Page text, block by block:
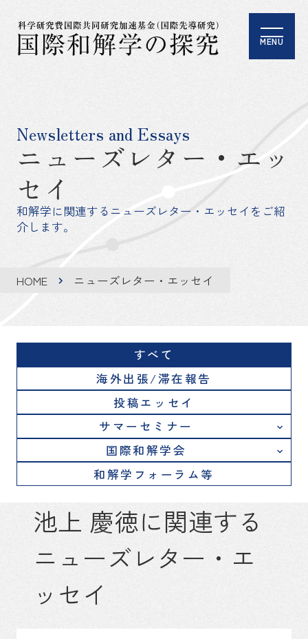
MENU
ニューズレター・エッ
セイ
Newsletters and Essays
和解学に関連するニューズレター・エッセイをご紹
介します。
HOME ニューズレター・エッセイ
すべて
海外出張/滞在報告
投稿エッセイ
サマーセミナー
国際和解学会
和解学フォーラム等
池上 慶徳に関連する
ニューズレター・エ
ッセイ